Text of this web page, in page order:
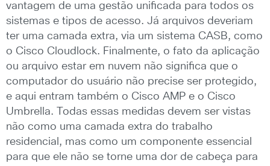
vantagem de uma gestão unificada para todos os
sistemas e tipos de acesso. Já arquivos deveriam
ter uma camada extra, via um sistema CASB, como
o Cisco Cloudlock. Finalmente, o fato da aplicação
ou arquivo estar em nuvem não significa que o
computador do usuário não precise ser protegido,
e aqui entram também o Cisco AMP e o Cisco
Umbrella. Todas essas medidas devem ser vistas
não como uma camada extra do trabalho
residencial, mas como um componente essencial
para que ele não se torne uma dor de cabeça para